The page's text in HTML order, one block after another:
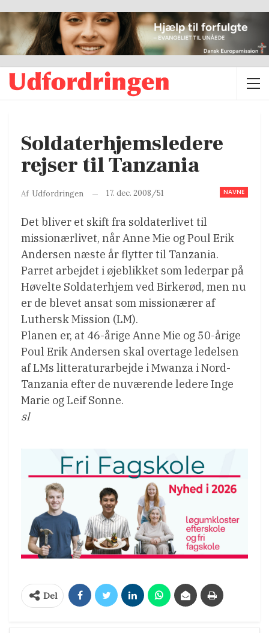
Soldaterhjemsledere
rejser til Tanzania
NAVNE
Af Udfordringen 17. dec. 2008/51
Det bliver et skift fra soldaterlivet til
missionærlivet, når Anne Mie og Poul Erik
Andersen næste år flytter til Tanzania.
Parret arbejdet i øjeblikket som lederpar på
Høvelte Soldaterhjem ved Birkerød, men nu
er de blevet ansat som missionærer af
Luthersk Mission (LM).
Planen er, at 46-årige Anne Mie og 50-årige
Poul Erik Andersen skal overtage ledelsen
af LMs litteraturarbejde i Mwanza i Nord-
Tanzania efter de nuværende ledere Inge
Marie og Leif Sonne.
sl
Del